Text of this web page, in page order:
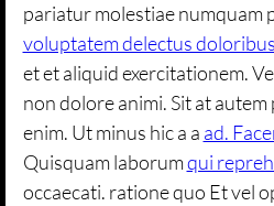
pariatur molestiae numquam
voluptatem delectus
et et aliquid exercitationem.
non dolore animi. Sit at
enim. Ut minus hic a a ad.
Quisquam laborumqui
occaecati. ratione quo Et vel